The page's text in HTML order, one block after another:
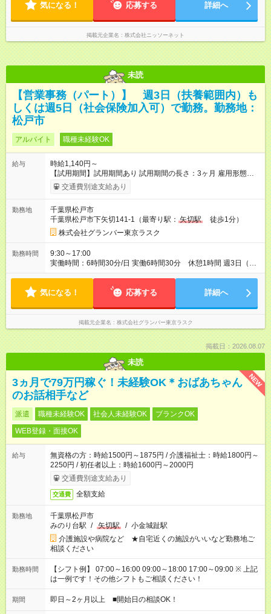
気になる！ 応募する 詳細へ
掲載元企業名 株式会社ニッソーネット
未読
【営業事務（パート）】 週3日（扶養範囲内）も
しくは週5日（社会保険加入可）で勤務。勤務地：
松戸市
アルバイト 職種未経験OK
給与
時給1,140円～
【試用期間】試用期間あり 試用期間の長さ：3ヶ月 雇用形態、
給与は本採用時と同じです。
交通費別途支給あり
勤務地
千葉県松戸市
千葉県松戸市下矢切141-1（最寄り駅： 矢切駅
徒歩1分）
株式会社グランバー東京ラスク
勤務時間
9:30～17:00
実働時間：6時間30分/日 実働6時間30分 休憩1時間 週3日（扶
養範囲内） 週5日（社会保険加入） ※入社時扶養範囲内で、将
気になる！ 応募する 詳細へ
掲載元企業名 株式会社グランバー東京ラスク
掲載日：2026.08.07
未読
NEW
3ヵ月で79万円稼ぐ！未経験OK＊おばあちゃん
のお話相手など
派遣 職種未経験OK 社会人未経験OK
ブランクOK
WEB登録・面接OK
給与
無資格の方：時給1500円～1875円 / 介護福祉士：時給1800円～
2250円 / 初任者以上：時給1600円～2000円
交通費別途支給あり
交通費 全額支給
勤務地
千葉県松戸市
みのり台駅 / 矢切駅 / 小金城趾駅
介護施設や病院など ★自宅近くの施設がいいなど勤務地ご
相談ください
勤務時間
【シフト例】 07:00～16:00 09:00～18:00 17:00～09:00 ※ 上記
は一例です！その他シフトもご相談ください！
期間 即日～2ヶ月以上 ■開始日の相談OK！